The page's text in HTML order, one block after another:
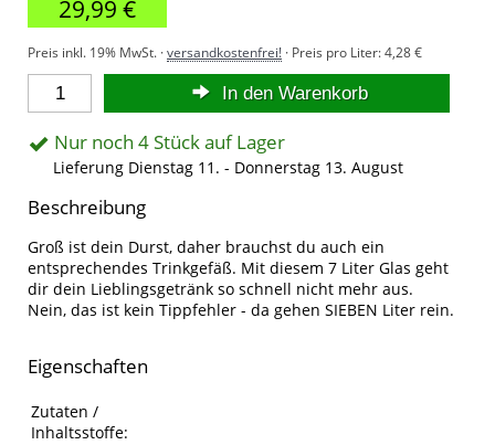
29,99 €
Preis inkl. 19% MwSt. ·versandkostenfrei! · Preis pro Liter:4,28 €
In den Warenkorb
Nur noch 4 Stück auf Lager
Lieferung Dienstag 11. - Donnerstag 13. August
Beschreibung
Groß ist dein Durst, daher brauchst du auch ein
entsprechendes Trinkgefäß. Mit diesem 7 Liter Glas geht
dir dein Lieblingsgetränk so schnell nicht mehr aus.
Nein, das ist kein Tippfehler - da gehen SIEBEN Liter rein.
Eigenschaften
Eigenschaften des Produkts
Eigenschaft
Zutaten /
Inhaltsstoffe: